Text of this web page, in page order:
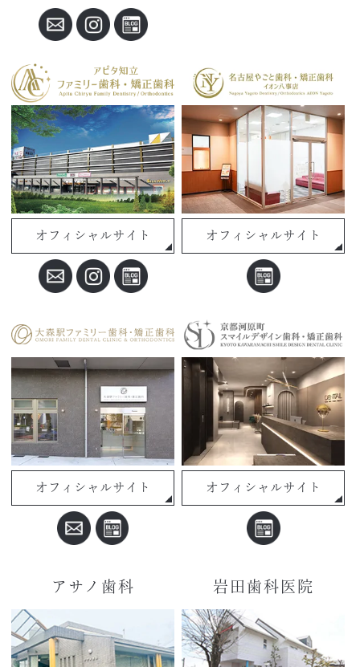
オフィシャルサイト オフィシャルサイト
オフィシャルサイト オフィシャルサイト
アサノ歯科 岩田歯科医院